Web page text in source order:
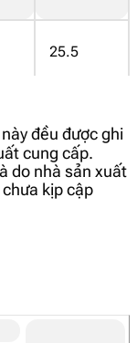
25.5
7.8
đều được ghi
cung cấp.
do nhà sản xuất
kịp cập